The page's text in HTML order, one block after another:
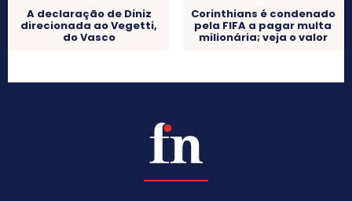
A declaração de Diniz
direcionada ao Vegetti,
do Vasco
Corinthians é condenado
pela FIFA a pagar multa
milionária; veja o valor